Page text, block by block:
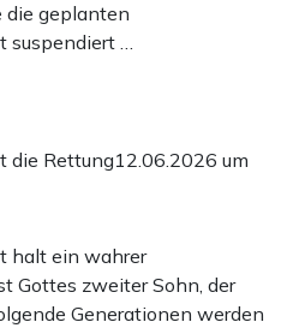
die geplanten
suspendiert …
die Rettung12.06.2026 um
halt ein wahrer
Gottes zweiter Sohn, der
Generationen werden